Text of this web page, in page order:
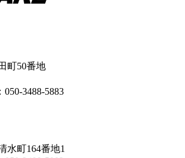
町50番地
3488-5883
水町164番地1